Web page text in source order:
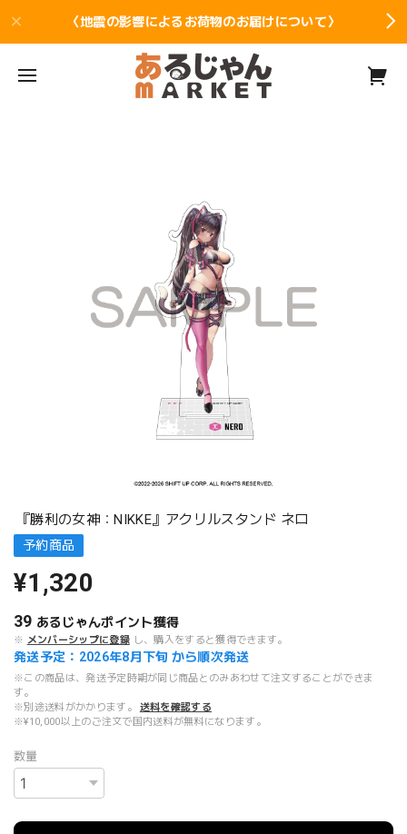
〈地震の影響によるお荷物のお届けについて〉
『勝利の女神：NIKKE』アクリルスタンド ネロ
予約商品
¥1,320
39 あるじゃんポイント獲得
※ メンバーシップに登録 し、購入をすると獲得できます。
発送予定：2026年8月下旬 から順次発送
※この商品は、発送予定時期が同じ商品とのみあわせて注文することができま
す。
※別途送料がかかります。
送料を確認する
※¥10,000以上のご注文で国内送料が無料になります。
数量